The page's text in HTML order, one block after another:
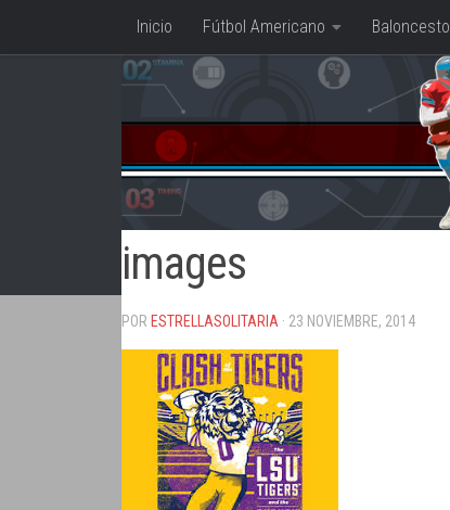
Saltar al contenido
Inicio Fútbol Americano Baloncesto
images
POR ESTRELLASOLITARIA · 23 NOVIEMBRE, 2014